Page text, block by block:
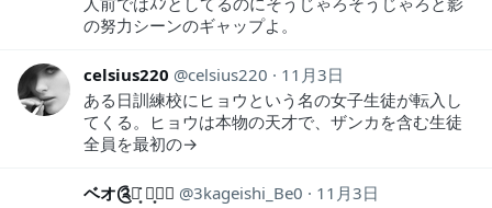
の努力シーンのギャップよ。
celsius220 celsius220
11月3日
ある日訓練校にヒョウという名の女子生徒が転入し
てくる。ヒョウは本物の天才で、ザンカを含む生徒
全員を最初の→
ベオ༊༅͙̥̇ ࿐͙✰≋ 3kageishi_Be0
11月3日